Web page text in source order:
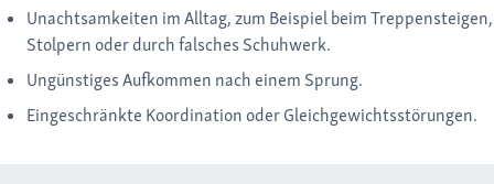
Unachtsamkeiten im Alltag, zum Beispiel beim Treppensteigen,
Stolpern oder durch falsches Schuhwerk.
Ungünstiges Aufkommen nach einem Sprung.
Eingeschränkte Koordination oder Gleichgewichtsstörungen.